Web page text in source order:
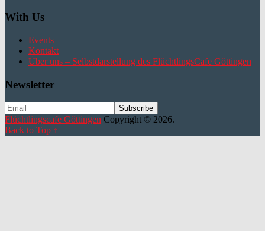
With Us
Events
Kontakt
Über uns – Selbstdarstellung des FlüchtlingsCafe Göttingen
Newsletter
Flüchtlingscafe Göttingen Copyright © 2026.
Back to Top ↑